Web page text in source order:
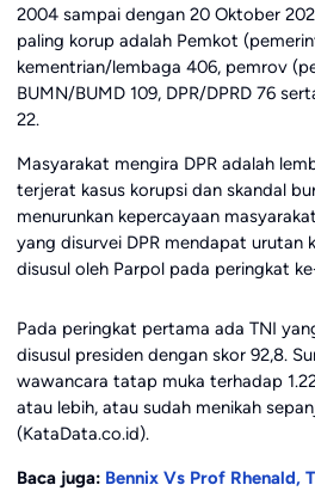
2004 sampai dengan 20 Oktober
paling korup adalah Pemkot
kementrian/lembaga 406, pemrov
BUMN/BUMD 109, DPR/DPRD 76
22.
Masyarakat mengira DPR adalah
terjerat kasus korupsi dan skandal
menurunkan kepercayaan
yang disurvei DPR mendapat urutan
disusul oleh Parpol pada peringkat
Pada peringkat pertama ada TNI
disusul presiden dengan skor 92,8.
wawancara tatap muka terhadap
atau lebih, atau sudah menikah
(KataData.co.id).
Baca juga: Bennix Vs Prof Rhenald,